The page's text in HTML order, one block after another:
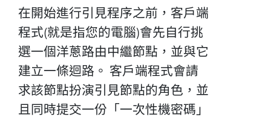
在開始進行引見程序之前，客戶端
程式(就是指您的電腦)會先自行挑
選一個洋蔥路由中繼節點，並與它
建立一條迴路。 客戶端程式會請
求該節點扮演引見節點的角色，並
且同時提交一份「一次性機密碼」